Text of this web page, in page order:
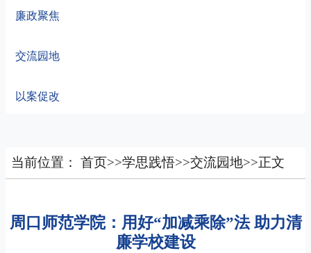
廉政聚焦
交流园地
以案促改
当前位置： 首页>>学思践悟>>交流园地>>正文
周口师范学院：用好“加减乘除”法 助力清
廉学校建设